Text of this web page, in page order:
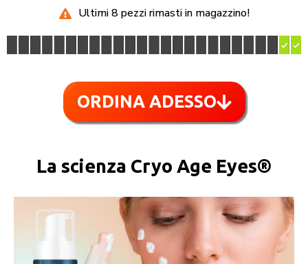
Ultimi 8 pezzi rimasti in magazzino!
ORDINA ADESSO
La scienza Cryo Age Eyes®